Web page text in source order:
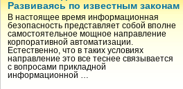
Развиваясь по известным законам
В настоящее время информационная
безопасность представляет собой вполне
самостоятельное мощное направление
корпоративной автоматизации.
Естественно, что в таких условиях
направление это все теснее связывается
с вопросами прикладной
информационной …